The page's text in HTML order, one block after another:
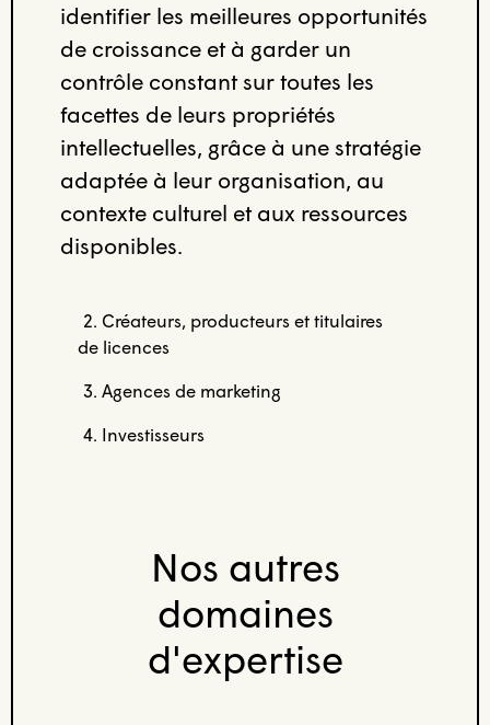
identifier les meilleures opportunités
de croissance et à garder un
contrôle constant sur toutes les
facettes de leurs propriétés
intellectuelles, grâce à une stratégie
adaptée à leur organisation, au
contexte culturel et aux ressources
disponibles.
2. Créateurs, producteurs et titulaires
de licences
3. Agences de marketing
4. Investisseurs
Nos autres
domaines
d'expertise